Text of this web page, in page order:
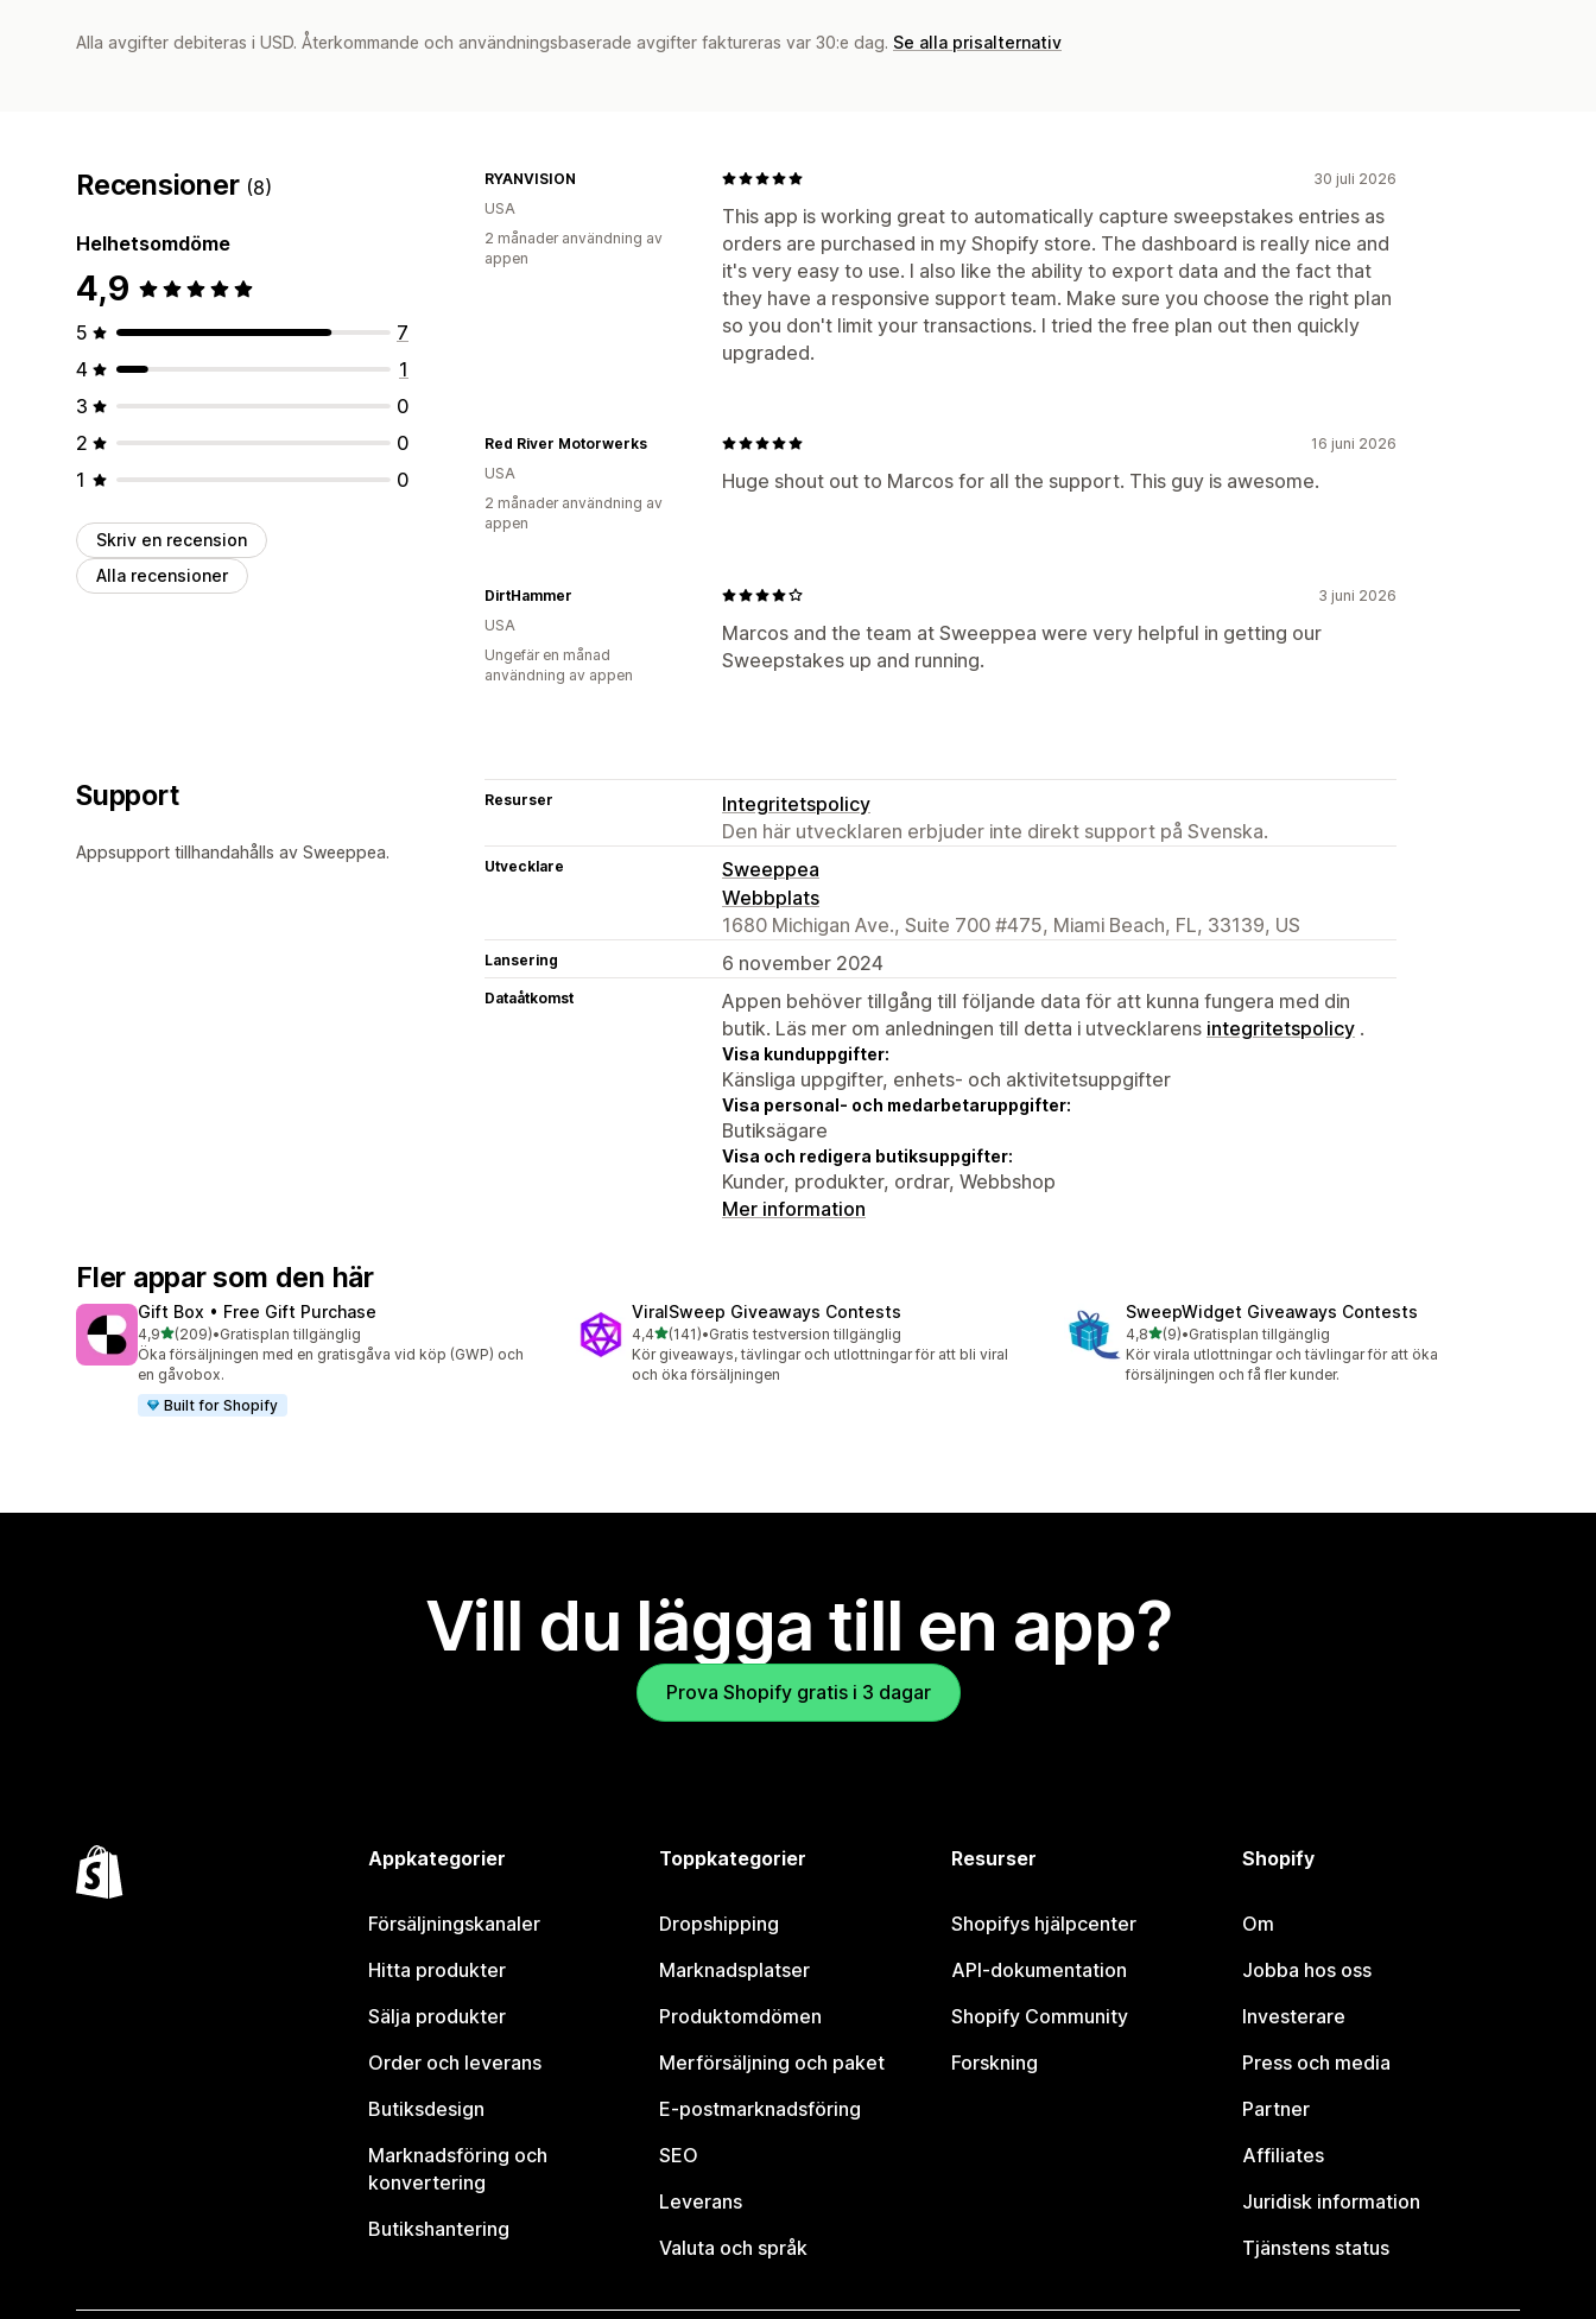
Alla avgifter debiteras i USD. Återkommande och användningsbaserade avgifter faktureras var 30:e dag. Se alla prisalternativ
Recensioner (8)
Helhetsomdöme
4,9
5
7
4
1
3
0
2
0
1
0
Skriv en recension
Alla recensioner
30 juli 2026
This app is working great to automatically capture sweepstakes entries as
orders are purchased in my Shopify store. The dashboard is really nice and
it's very easy to use. I also like the ability to export data and the fact that
they have a responsive support team. Make sure you choose the right plan
so you don't limit your transactions. I tried the free plan out then quickly
upgraded.
RYANVISION
USA
2 månader användning av
appen
16 juni 2026
Huge shout out to Marcos for all the support. This guy is awesome.
Red River Motorwerks
USA
2 månader användning av
appen
3 juni 2026
Marcos and the team at Sweeppea were very helpful in getting our
Sweepstakes up and running.
DirtHammer
USA
Ungefär en månad
användning av appen
Support
Appsupport tillhandahålls av Sweeppea.
Resurser
Integritetspolicy
Den här utvecklaren erbjuder inte direkt support på Svenska.
Utvecklare
Sweeppea
Webbplats
1680 Michigan Ave., Suite 700 #475, Miami Beach, FL, 33139, US
Lansering 6 november 2024
Dataåtkomst
Appen behöver tillgång till följande data för att kunna fungera med din
butik. Läs mer om anledningen till detta i utvecklarens integritetspolicy .
Visa kunduppgifter:
Känsliga uppgifter, enhets- och aktivitetsuppgifter
Visa personal- och medarbetaruppgifter:
Butiksägare
Visa och redigera butiksuppgifter:
Kunder, produkter, ordrar, Webbshop
Mer information
Fler appar som den här
Gift Box • Free Gift Purchase
4,9av 5 stjärnor
(209)
209 recensioner totalt
•Gratisplan tillgänglig
Öka försäljningen med en gratisgåva vid köp (GWP) och
en gåvobox.
Built for Shopify
ViralSweep Giveaways Contests
4,4av 5 stjärnor
(141)
141 recensioner totalt
•Gratis testversion tillgänglig
Kör giveaways, tävlingar och utlottningar för att bli viral
och öka försäljningen
SweepWidget Giveaways Contests
4,8av 5 stjärnor
(9)
9 recensioner totalt
•Gratisplan tillgänglig
Kör virala utlottningar och tävlingar för att öka
försäljningen och få fler kunder.
Vill du lägga till en app?
Prova Shopify gratis i 3 dagar
Appkategorier
Försäljningskanaler
Hitta produkter
Sälja produkter
Order och leverans
Butiksdesign
Marknadsföring och
konvertering
Butikshantering
Toppkategorier
Dropshipping
Marknadsplatser
Produktomdömen
Merförsäljning och paket
E-postmarknadsföring
SEO
Leverans
Valuta och språk
Resurser
Shopifys hjälpcenter
API-dokumentation
Shopify Community
Forskning
Shopify
Om
Jobba hos oss
Investerare
Press och media
Partner
Affiliates
Juridisk information
Tjänstens status